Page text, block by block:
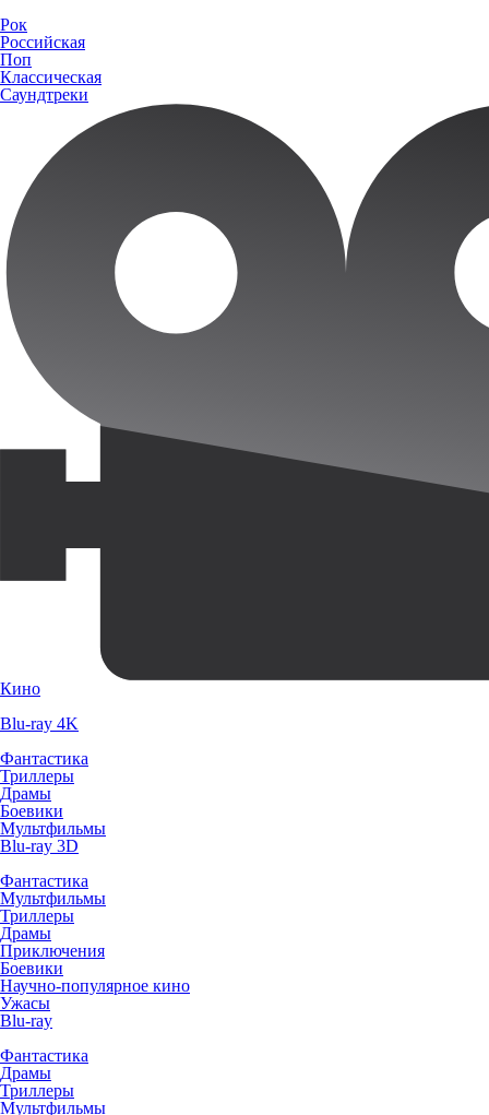
Рок
Российская
Поп
Классическая
Саундтреки
Кино
Blu-ray 4K
Фантастика
Триллеры
Драмы
Боевики
Мультфильмы
Blu-ray 3D
Фантастика
Мультфильмы
Триллеры
Драмы
Приключения
Боевики
Научно-популярное кино
Ужасы
Blu-ray
Фантастика
Драмы
Триллеры
Мультфильмы